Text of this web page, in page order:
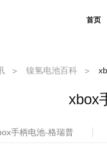
首页
> 镍氢电池百科 >
xbox
手柄电池-格瑞普